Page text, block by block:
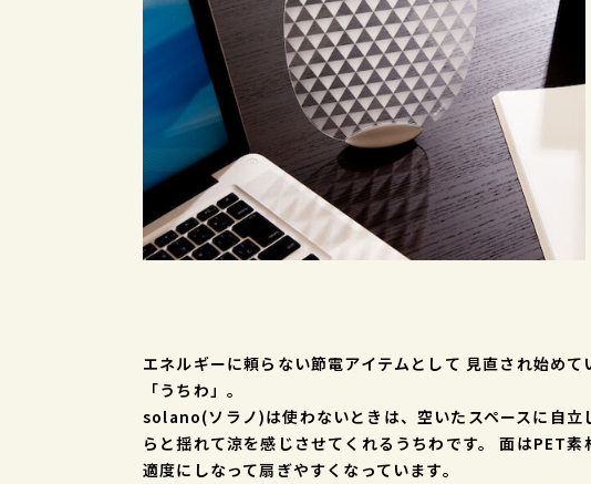
エネルギーに頼らない節電アイテムとして 見直され始めて
「うちわ」。
solano(ソラノ)は使わないときは、空いたスペースに自立
らと揺れて涼を感じさせてくれるうちわです。 面はPET素
適度にしなって扇ぎやすくなっています。